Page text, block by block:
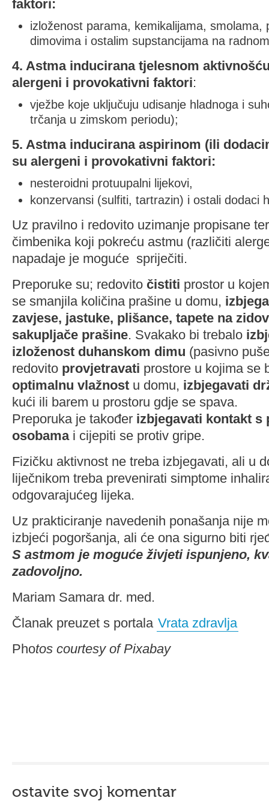
faktori:
izloženost parama, kemikalijama, smolama,
dimovima i ostalim supstancijama na
4. Astma inducirana tjelesnom
alergeni i provokativni faktori:
vježbe koje uključuju udisanje hladnoga i
trčanja u zimskom periodu);
5. Astma inducirana aspirinom (ili
su alergeni i provokativni faktori:
nesteroidni protuupalni lijekovi,
konzervansi (sulfiti, tartrazin) i ostali dodaci
Uz pravilno i redovito uzimanje propisane
čimbenika koji pokreću astmu (različiti
napadaje je moguće spriječiti.
Preporuke su; redovito čistiti prostor u
se smanjila količina prašine u domu,
zavjese, jastuke, plišance, tapete na
sakupljače prašine. Svakako bi trebalo
izloženost duhanskom dimu (pasivno
redovito provjetravati prostore u kojima se
optimalnu vlažnost u domu, izbjegavati
kući ili barem u prostoru gdje se spava.
Preporuka je također izbjegavati kontakt s
osobamai cijepiti se protiv gripe.
Fizičku aktivnost ne treba izbjegavati, ali u
liječnikom treba prevenirati simptome
odgovarajućeg lijeka.
Uz prakticiranje navedenih ponašanja nije
izbjeći pogoršanja, ali će ona sigurno biti
S astmom je moguće živjeti ispunjeno,
zadovoljno.
Mariam Samara dr. med.
Članak preuzet s portala Vrata zdravlja
Photos courtesy of Pixabay
ostavite svoj komentar